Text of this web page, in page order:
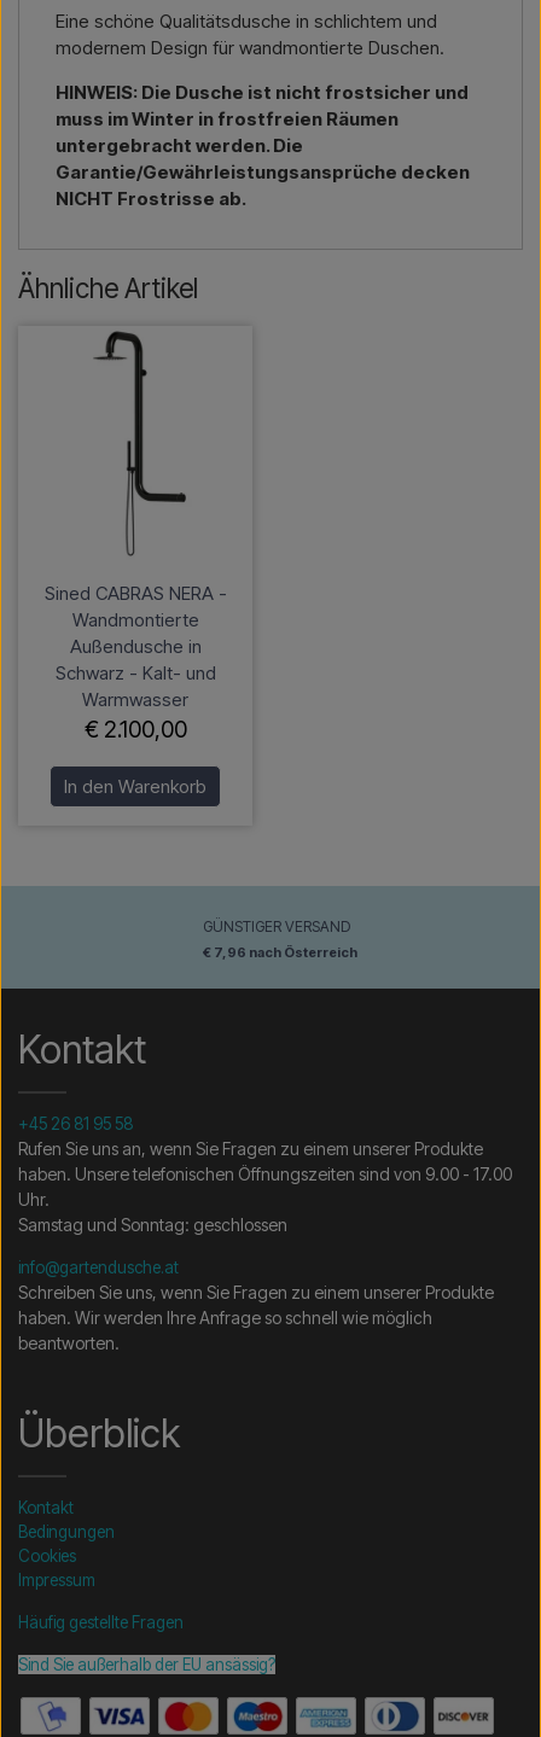
Eine schöne Qualitätsdusche in schlichtem und
modernem Design für wandmontierte Duschen.
HINWEIS: Die Dusche ist nicht frostsicher und
muss im Winter in frostfreien Räumen
untergebracht werden. Die
Garantie/Gewährleistungsansprüche decken
NICHT Frostrisse ab.
Ähnliche Artikel
Sined CABRAS NERA -
Wandmontierte
Außendusche in
Schwarz - Kalt- und
Warmwasser
€ 2.100,00
In den Warenkorb
GÜNSTIGER VERSAND
€ 7,96 nach Österreich
Kontakt
+45 26 81 95 58
Rufen Sie uns an, wenn Sie Fragen zu einem unserer Produkte
haben. Unsere telefonischen Öffnungszeiten sind von 9.00 - 17.00
Uhr.
Samstag und Sonntag: geschlossen
info@gartendusche.at
Schreiben Sie uns, wenn Sie Fragen zu einem unserer Produkte
haben. Wir werden Ihre Anfrage so schnell wie möglich
beantworten.
Überblick
Kontakt
Bedingungen
Cookies
Impressum
Häufig gestellte Fragen
Sind Sie außerhalb der EU ansässig?